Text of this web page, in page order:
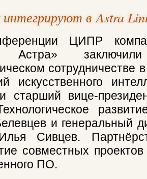
интегрируют в Astra
ЦИПР
Астра»
сотрудничестве
искусственного
старший
и генеральный
Сивцев.
совместных
ПО.